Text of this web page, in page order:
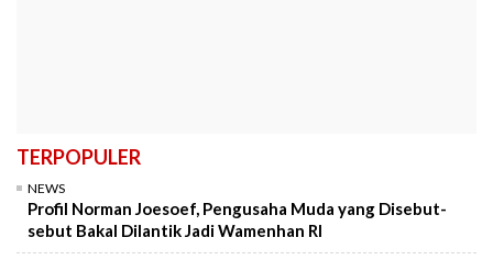
TERPOPULER
NEWS
Profil Norman Joesoef, Pengusaha Muda yang Disebut-
sebut Bakal Dilantik Jadi Wamenhan RI